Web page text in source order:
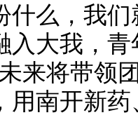
什么，我
入大我，
来将带领
用南开新